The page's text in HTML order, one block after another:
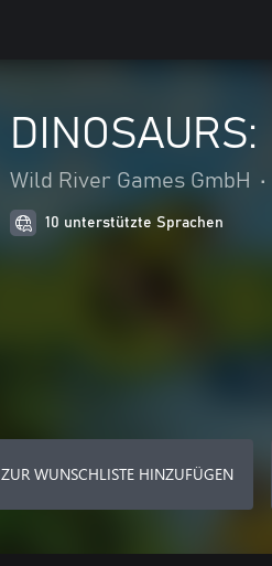
Wild River Games GmbH •
10 unterstützte Sprachen
ZUR WUNSCHLISTE HINZUFÜGEN